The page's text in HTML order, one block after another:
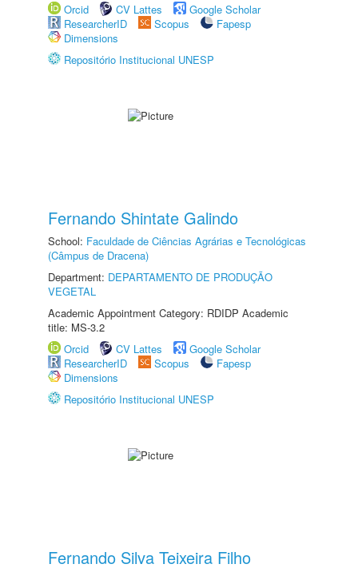
Orcid CV Lattes
Google Scholar
ResearcherID
Scopus
Fapesp
Dimensions
Repositório Institucional UNESP
Fernando Shintate Galindo
School: Faculdade de Ciências Agrárias e Tecnológicas
(Câmpus de Dracena)
Department: DEPARTAMENTO DE PRODUÇÃO
VEGETAL
Academic Appointment Category: RDIDP Academic
title: MS-3.2
Orcid
CV Lattes
Google Scholar
ResearcherID
Scopus
Fapesp
Dimensions
Repositório Institucional UNESP
Fernando Silva Teixeira Filho